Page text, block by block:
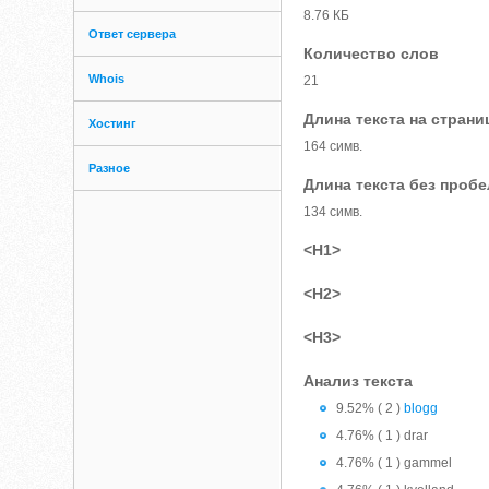
Ответ сервера
Whois
Хостинг
Разное
8.76 КБ
Количество слов
21
Длина текста на
164 симв.
Длина текста без
134 симв.
<H1>
<H2>
<H3>
Анализ текста
9.52% ( 2 ) blogg
4.76% ( 1 ) drar
4.76% ( 1 ) gammel